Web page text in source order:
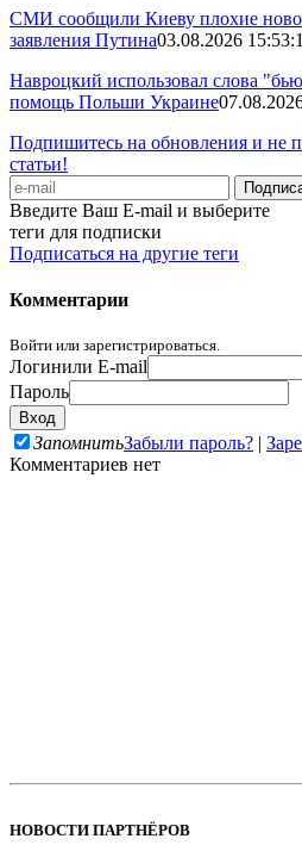
СМИ сообщили Киеву плохие
заявления Путина03.08.2026
Навроцкий использовал слова
помощь Польши Украине
Подпишитесь на обновления и не
статьи!
Введите Ваш E-mail и выберите
теги для подписки
Подписаться на другие теги
Комментарии
Войти или зарегистрироваться.
Логинили E-mail
Пароль
ЗапомнитьЗабыли пароль? |
Комментариев нет
НОВОСТИ ПАРТНЁРОВ